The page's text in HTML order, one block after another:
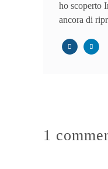
ho scoperto
ancora di
1